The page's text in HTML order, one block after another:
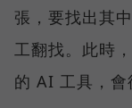
張，要找出其
工翻找。此時
的 AI 工具，會